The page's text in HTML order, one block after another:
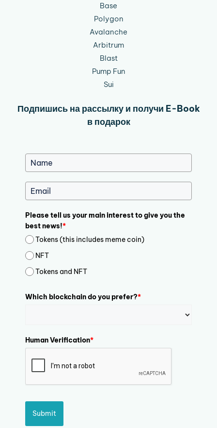
Base
Polygon
Avalanche
Arbitrum
Blast
Pump Fun
Sui
Подпишись на рассылку и получи E-Book
в подарок
Please tell us your main interest to give you the
best news!*
Tokens (this includes meme coin)
NFT
Tokens and NFT
Which blockchain do you prefer?*
Human Verification*
Submit